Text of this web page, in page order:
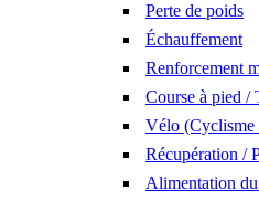
Perte de poids
Échauffement
Renforcement
Course à pied /
Vélo (Cyclisme
Récupération /
Alimentation